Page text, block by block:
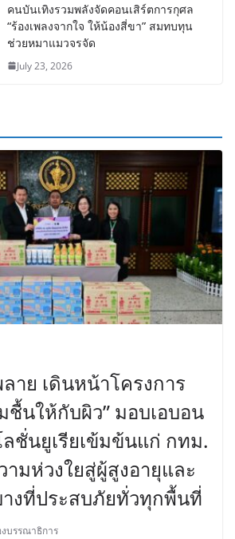
คนบันเทิงรวมพลังจัดคอนเสิร์ตการกุศล
“ร้องเพลงจากใจ ให้น้องสี่ขา” สมทบทุน
ช่วยหมาแมวจรจัด
July 23, 2026
าย เดินหน้าโครงการ
นให้กับผิว” มอบเอบอน
ลชั่นยูเรียเข้มข้นแก่ กทม.
มห่วงใยสู่ผู้สูงอายุและ
างที่ประสบภัยทั่วทุกพื้นที่
งบรรณาธิการ